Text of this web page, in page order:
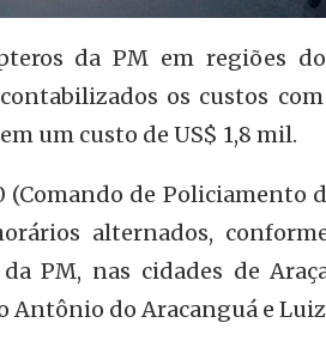
da PM em regiões
os custos
um custo de US$ 1,8 mil.
(Comando de Policiamento
alternados,
PM, nas cidades de
Antônio do Aracanguá e